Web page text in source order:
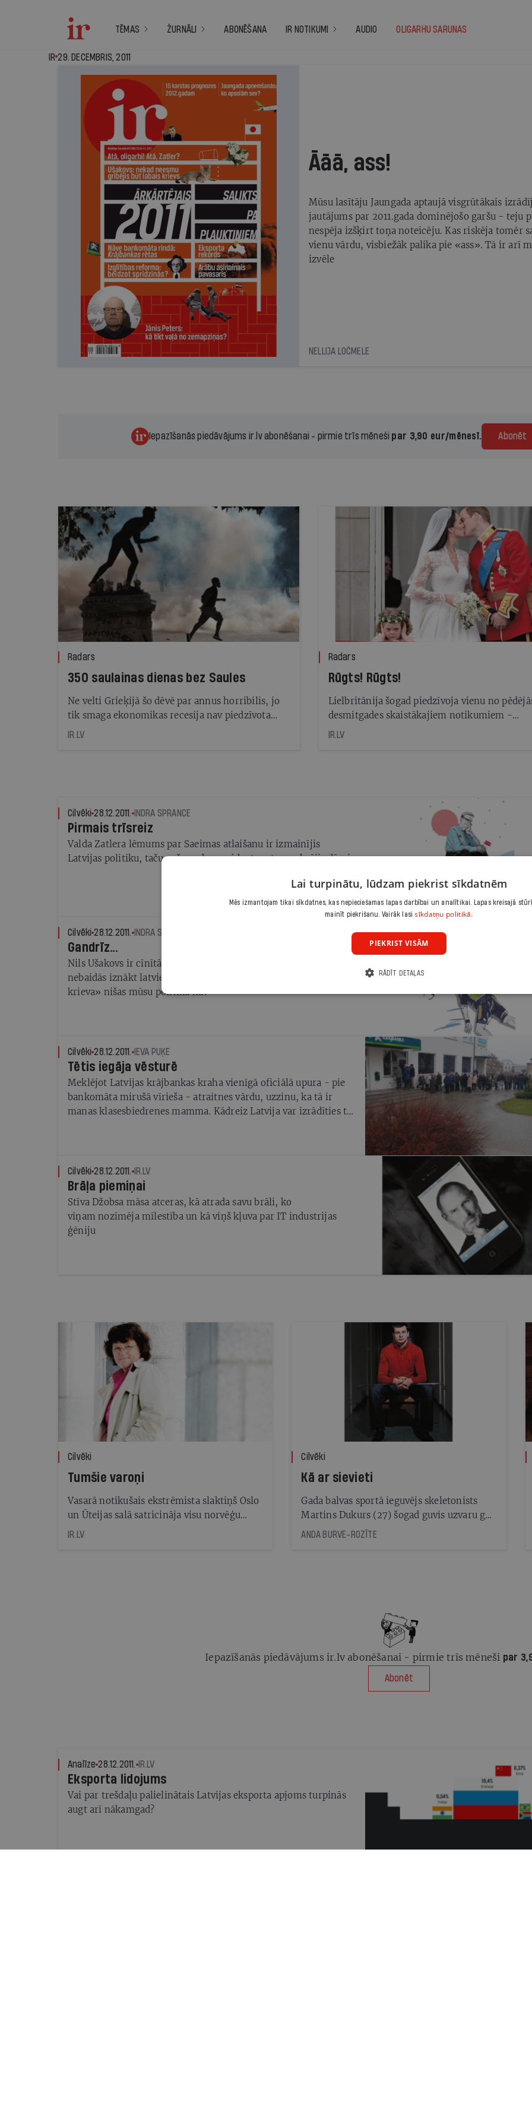
TĒMAS ŽURNĀLI ABONĒŠANA IR NOTIKUMI AUDIO OLIGARHU SARUNAS
IR - 29. decembris, 2011
IR 29. DECEMBRIS, 2011
Āāā, ass!
Mūsu lasītāju Jaungada aptaujā visgrūtākais
jautājums par 2011.gada dominējošo garšu - teju
nespēja izšķirt toņa noteicēju. Kas riskēja tomēr
vienu vārdu, visbiežāk palika pie «ass». Tā ir arī
izvēle
NELLIJA LOČMELE
Iepazīšanās piedāvājums ir.lv abonēšanai - pirmie trīs mēneši par 3,90 eur/mēnesī. Abonēt
Radars
350 saulainas dienas bez Saules
Ne velti Grieķijā šo dēvē par annus horribilis, jo
tik smaga ekonomikas recesija nav piedzīvota
kopš Otrā pasaules kara
IR.LV
Radars
Rūgts! Rūgts!
Lielbritānija šogad piedzīvoja vienu no
desmitgades skaistākajiem notikumiem -
karaliskās kāzas
IR.LV
Cilvēki 28.12.2011. INDRA SPRANCE
Pirmais trīsreiz
Valda Zatlera lēmums par Saeimas atlaišanu ir izmainījis
Latvijas politiku, taču pašam eksprezidentam tas maksājis dārgi
Cilvēki 28.12.2011. INDRA SPRANCE
Gandrīz...
Nils Ušakovs ir cīnītājs - šovasar ieskatījies acīs nāvei, viņš
nebaidās iznākt latviešu vēlētāju priekšā un pateikt: «labā
krieva» nišas mūsu politikā nav
Cilvēki 28.12.2011. IEVA PUĶE
Tētis iegāja vēsturē
Meklējot Latvijas krājbankas kraha vienīgā oficiālā upura - pie
bankomāta mirušā vīrieša - atraitnes vārdu, uzzinu, ka tā ir
manas klasesbiedrenes mamma. Kādreiz Latvija var izrādīties tik
Cilvēki 28.12.2011. IR.LV
Brāļa piemiņai
Stīva Džobsa māsa atceras, kā atrada savu brāli, ko
viņam nozīmēja mīlestība un kā viņš kļuva par IT industrijas
ģēniju
Cilvēki
Tumšie varoņi
Vasarā notikušais ekstrēmista slaktiņš Oslo
un Ūteijas salā satricināja visu norvēģu
sabiedrību. Kā tas bija iespējams? Atbildes
IR.LV
Cilvēki
Kā ar sievieti
Gada balvas sportā ieguvējs skeletonists
Martins Dukurs (27) šogad guvis uzvaru gan
Eiropas, gan pasaules čempionātā. Viens no
ANDA BURVE-ROZĪTE
Iepazīšanās piedāvājums ir.lv abonēšanai - pirmie trīs mēneši par
Abonēt
Analīze 28.12.2011. IR.LV
Eksporta lidojums
Vai par trešdaļu palielinātais Latvijas eksporta apjoms turpinās
augt arī nākamgad?
Lai turpinātu, lūdzam piekrist sīkdatnēm
Mēs izmantojam tikai sīkdatnes, kas nepieciešamas lapas darbībai un analītikai. Lapas kreisajā
mainīt piekrišanu. Vairāk lasisīkdatņu politikā.
PIEKRIST VISĀM
RĀDĪT DETAĻAS